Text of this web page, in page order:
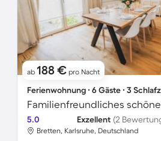
ab 188 € pro Nacht
Ferienwohnung ∙ 6 Gäste ∙ 3
5.0 Exzellent (2
Bretten, Karlsruhe, Deutschland